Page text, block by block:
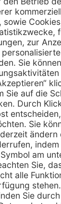
Schönbrunner
A-1120 Wien
01 / 718 19
Telefax:01 / 718 19
info @
Service
Zertifikat